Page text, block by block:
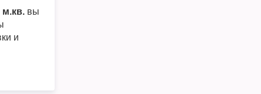
м.кв. вы
и